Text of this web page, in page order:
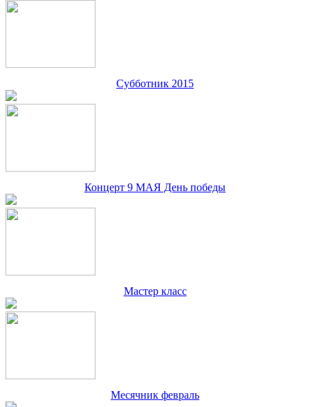
Субботник 2015
Концерт 9 МАЯ День победы
Мастер класс
Месячник февраль